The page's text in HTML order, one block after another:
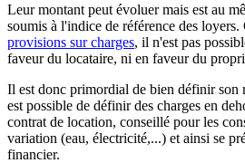
Leur montant peut évoluer mais est au
soumis à l'indice de référence des
provisions sur charges, il n'est pas
faveur du locataire, ni en faveur du
Il est donc primordial de bien définir
est possible de définir des charges en
contrat de location, conseillé pour les
variation (eau, électricité,...) et ainsi se
financier.